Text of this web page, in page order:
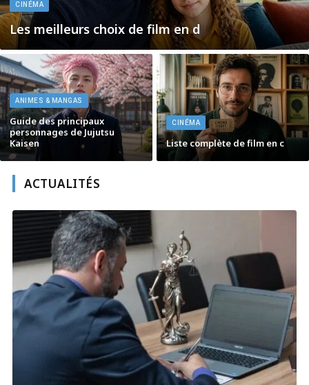
CINÉMA
Les meilleurs choix de film en d
ANIMES & MANGAS
Guide des principaux
personnages de Jujutsu
Kaisen
CINÉMA
Liste complète de film en c
ACTUALITÉS